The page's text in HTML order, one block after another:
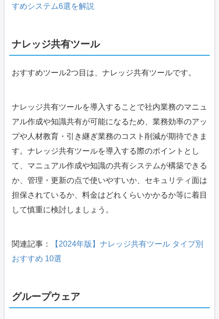
すめシステム6選を解説
ナレッジ共有ツール
おすすめツール2つ目は、ナレッジ共有ツールです。
ナレッジ共有ツールを導入することで社内業務のマニュ
アル作成や知識共有が可能になるため、業務効率のアッ
プや人材教育・引き継ぎ業務のコスト削減が期待できま
す。ナレッジ共有ツールを導入する際のポイントとし
て、マニュアル作成や知識の共有システムが構築できる
か、管理・更新の点で使いやすいか、セキュリティ面は
担保されているか、料金はどれくらいかかるか等に着目
して慎重に検討しましょう。
関連記事：
【2024年版】ナレッジ共有ツール タイプ別
おすすめ 10選
グループウェア